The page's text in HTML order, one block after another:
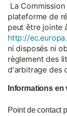
La
plateforme de
peut être jointe
http://
ni disposés ni
règlement des
d'arbitrage des
Informations
Point de contact